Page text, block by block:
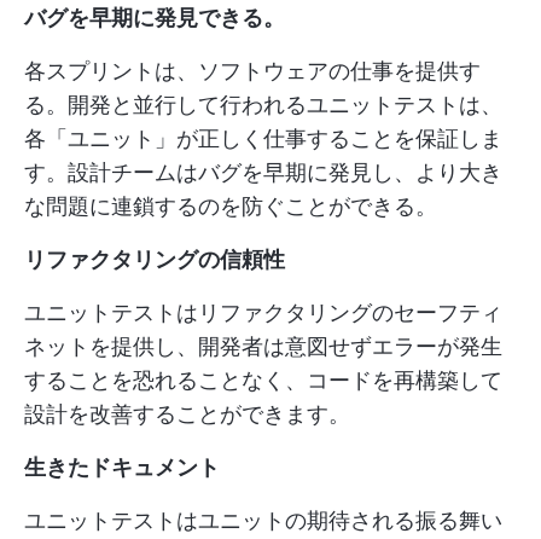
バグを早期に発見できる。
各スプリントは、ソフトウェアの仕事を提供す
る。開発と並行して行われるユニットテストは、
各「ユニット」が正しく仕事することを保証しま
す。設計チームはバグを早期に発見し、より大き
な問題に連鎖するのを防ぐことができる。
リファクタリングの信頼性
ユニットテストはリファクタリングのセーフティ
ネットを提供し、開発者は意図せずエラーが発生
することを恐れることなく、コードを再構築して
設計を改善することができます。
生きたドキュメント
ユニットテストはユニットの期待される振る舞い